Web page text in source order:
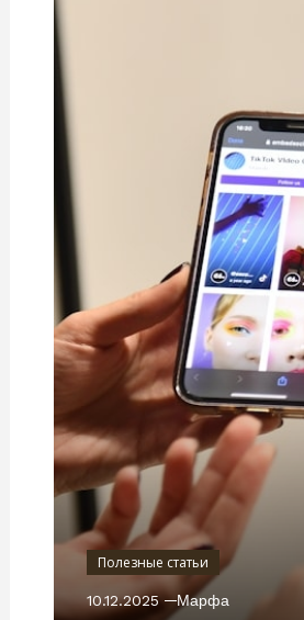
Полезные статьи
10.12.2025 Марфа